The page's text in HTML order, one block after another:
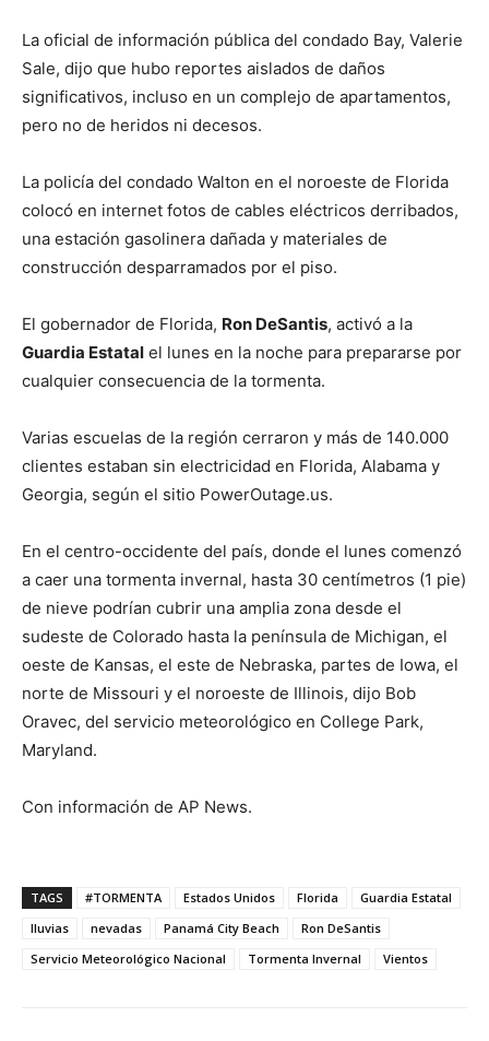
La oficial de información pública del condado Bay, Valerie
Sale, dijo que hubo reportes aislados de daños
significativos, incluso en un complejo de apartamentos,
pero no de heridos ni decesos.
La policía del condado Walton en el noroeste de Florida
colocó en internet fotos de cables eléctricos derribados,
una estación gasolinera dañada y materiales de
construcción desparramados por el piso.
El gobernador de Florida, Ron DeSantis, activó a la
Guardia Estatal el lunes en la noche para prepararse por
cualquier consecuencia de la tormenta.
Varias escuelas de la región cerraron y más de 140.000
clientes estaban sin electricidad en Florida, Alabama y
Georgia, según el sitio PowerOutage.us.
En el centro-occidente del país, donde el lunes comenzó
a caer una tormenta invernal, hasta 30 centímetros (1 pie)
de nieve podrían cubrir una amplia zona desde el
sudeste de Colorado hasta la península de Michigan, el
oeste de Kansas, el este de Nebraska, partes de Iowa, el
norte de Missouri y el noroeste de Illinois, dijo Bob
Oravec, del servicio meteorológico en College Park,
Maryland.
Con información de AP News.
TAGS #TORMENTA Estados Unidos Florida
Guardia Estatal
lluvias
nevadas Panamá City Beach
Ron DeSantis
Servicio Meteorológico Nacional
Tormenta Invernal Vientos